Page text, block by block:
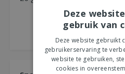
Deze
gebruik van
Deze website gebruikt
gebruikerservaring te
website te gebruiken,
cookies in